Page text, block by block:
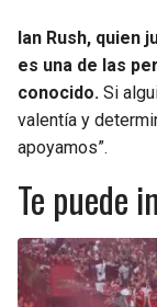
Ian Rush, quien
es una de las
conocido. Si
valentía y
apoyamos”.
Te puede